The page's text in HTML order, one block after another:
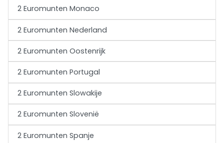
2 Euromunten Monaco
2 Euromunten Nederland
2 Euromunten Oostenrijk
2 Euromunten Portugal
2 Euromunten Slowakije
2 Euromunten Slovenië
2 Euromunten Spanje